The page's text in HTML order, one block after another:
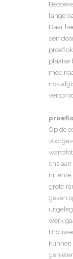
lange
Daar
een
plaatse
mee
Op de
ons
grote
geven
werk
kunnen